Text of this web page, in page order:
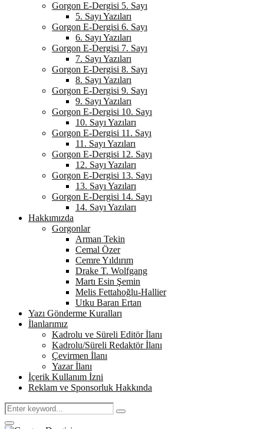
Gorgon E-Dergisi 5. Sayı
5. Sayı Yazıları
Gorgon E-Dergisi 6. Sayı
6. Sayı Yazıları
Gorgon E-Dergisi 7. Sayı
7. Sayı Yazıları
Gorgon E-Dergisi 8. Sayı
8. Sayı Yazıları
Gorgon E-Dergisi 9. Sayı
9. Sayı Yazıları
Gorgon E-Dergisi 10. Sayı
10. Sayı Yazıları
Gorgon E-Dergisi 11. Sayı
11. Sayı Yazıları
Gorgon E-Dergisi 12. Sayı
12. Sayı Yazıları
Gorgon E-Dergisi 13. Sayı
13. Sayı Yazıları
Gorgon E-Dergisi 14. Sayı
14. Sayı Yazıları
Hakkımızda
Gorgonlar
Arman Tekin
Cemal Özer
Cemre Yıldırım
Drake T. Wolfgang
Martı Esin Şemin
Melis Fettahoğlu-Hallier
Utku Baran Ertan
Yazı Gönderme Kuralları
İlanlarımız
Kadrolu ve Süreli Editör İlanı
Kadrolu/Süreli Redaktör İlanı
Çevirmen İlanı
Yazar İlanı
İçerik Kullanım İzni
Reklam ve Sponsorluk Hakkında
Search
for:
Search
Primary